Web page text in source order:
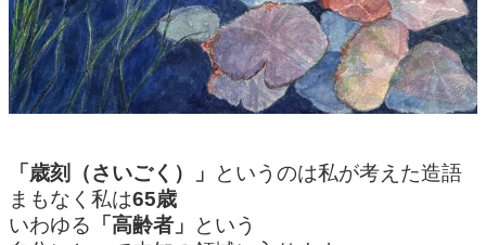
「歳刻（さいごく）」
というのは私が考えた造語
まもなく私は65歳
いわゆる 「高齢者」
という